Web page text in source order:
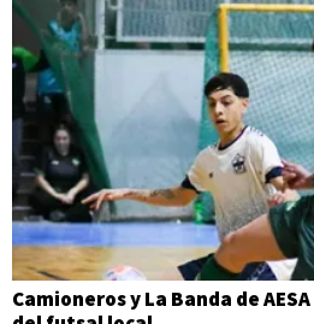
Camioneros y La Banda de